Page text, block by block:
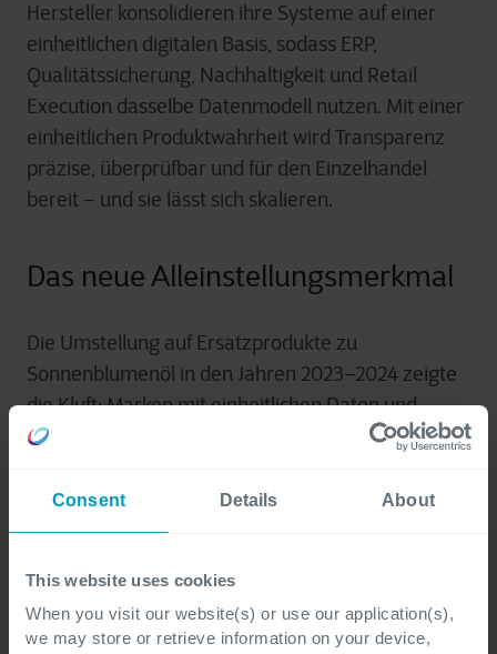
Consent Details About
This website uses cookies
When you visit our website(s) or use our application(s),
we may store or retrieve information on your device,
Hersteller konsolidieren ihre Systeme auf einer
einheitlichen digitalen Basis, sodass ERP,
Qualitätssicherung, Nachhaltigkeit und Retail
Execution dasselbe Datenmodell nutzen. Mit einer
einheitlichen Produktwahrheit wird Transparenz
präzise, überprüfbar und für den Einzelhandel
bereit – und sie lässt sich skalieren.
Das neue Alleinstellungsmerkmal
Die Umstellung auf Ersatzprodukte zu
Sonnenblumenöl in den Jahren 2023–2024 zeigte
die Kluft: Marken mit einheitlichen Daten und
automatisierten Arbeitsabläufen aktualisierten
weniger Stunden; andere brauchten Wochen dafür
und verloren dadurch an Glaubwürdigkeit,
weitere solche Tests wahrscheinlich. Dieselben
Grundlagen, die für Transparenz sorgen,